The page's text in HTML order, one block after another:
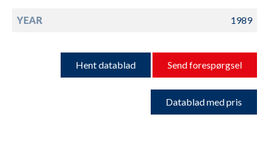
YEAR 1989
Hent datablad Send forespørgsel
Datablad med pris